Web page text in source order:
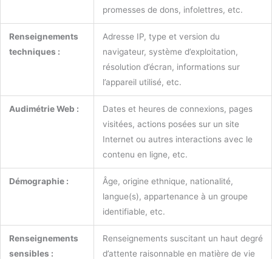
promesses de dons, infolettres, etc.
Renseignements
techniques :
Adresse IP, type et version du
navigateur, système d’exploitation,
résolution d’écran, informations sur
l’appareil utilisé, etc.
Audimétrie Web :
Dates et heures de connexions, pages
visitées, actions posées sur un site
Internet ou autres interactions avec le
contenu en ligne, etc.
Démographie :
Âge, origine ethnique, nationalité,
langue(s), appartenance à un groupe
identifiable, etc.
Renseignements
sensibles :
Renseignements suscitant un haut degré
d’attente raisonnable en matière de vie